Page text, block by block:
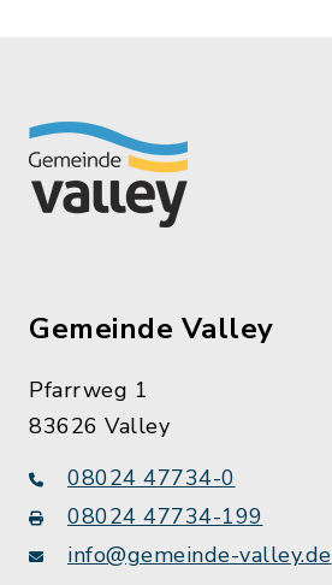
Gemeinde Valley
Pfarrweg 1
83626 Valley
08024 47734-0
08024 47734-199
info@gemeinde-valley.de